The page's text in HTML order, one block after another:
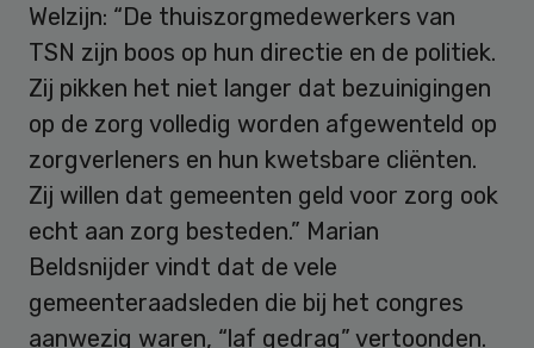
Welzijn: “De thuiszorgmedewerkers van
TSN zijn boos op hun directie en de politiek.
Zij pikken het niet langer dat bezuinigingen
op de zorg volledig worden afgewenteld op
zorgverleners en hun kwetsbare cliënten.
Zij willen dat gemeenten geld voor zorg ook
echt aan zorg besteden.” Marian
Beldsnijder vindt dat de vele
gemeenteraadsleden die bij het congres
aanwezig waren, “laf gedrag” vertoonden.